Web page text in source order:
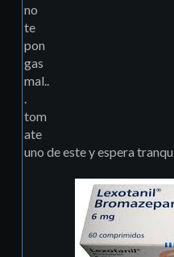
no
te
pon
gas
mal..
tom
ate
uno de este y espera